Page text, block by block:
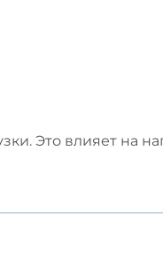
Это влияет на